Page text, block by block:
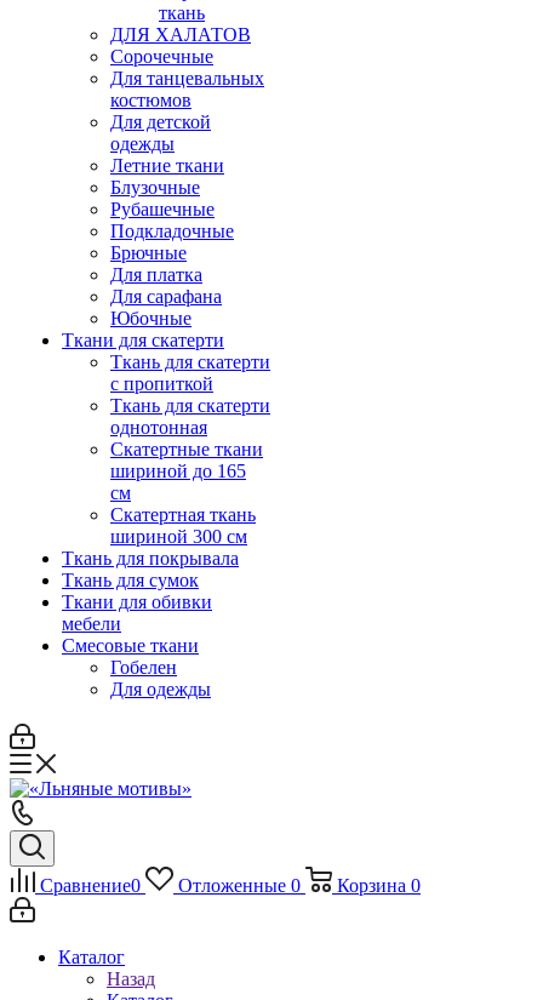
ткань
ДЛЯ ХАЛАТОВ
Сорочечные
Для танцевальных
костюмов
Для детской
одежды
Летние ткани
Блузочные
Рубашечные
Подкладочные
Брючные
Для платка
Для сарафана
Юбочные
Ткани для скатерти
Ткань для скатерти
с пропиткой
Ткань для скатерти
однотонная
Скатертные ткани
шириной до 165
см
Скатертная ткань
шириной 300 см
Ткань для покрывала
Ткань для сумок
Ткани для обивки
мебели
Смесовые ткани
Гобелен
Для одежды
Сравнение0 Отложенные 0 Корзина 0
Каталог
Назад